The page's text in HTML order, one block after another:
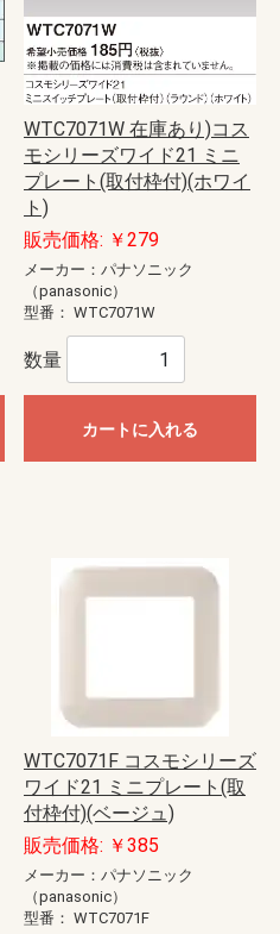
WTC7071W 在庫あり)コス
モシリーズワイド21 ミニ
プレート(取付枠付)(ホワイ
ト)
販売価格: ￥279
メーカー：パナソニック
（panasonic）
型番： WTC7071W
数量
カートに入れる
WTC7071F コスモシリーズ
ワイド21 ミニプレート(取
付枠付)(ベージュ)
販売価格: ￥385
メーカー：パナソニック
（panasonic）
型番： WTC7071F